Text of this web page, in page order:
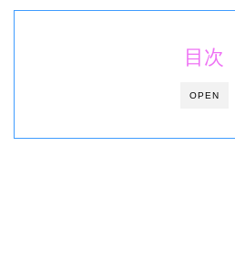
OPEN
目次